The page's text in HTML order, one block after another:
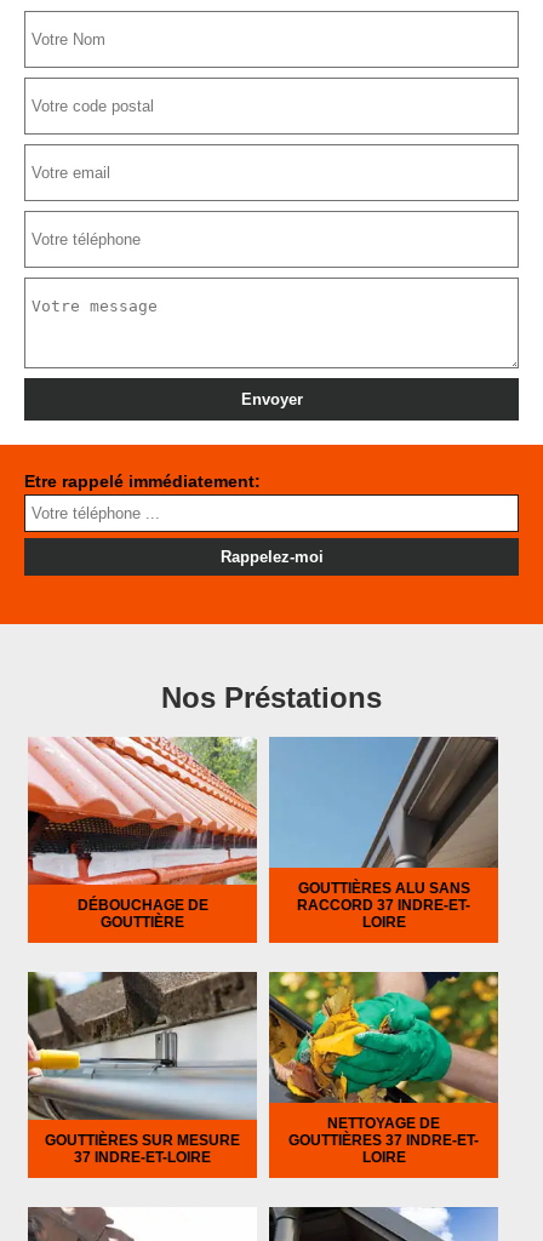
Etre rappelé immédiatement:
Nos Préstations
DÉBOUCHAGE DE
GOUTTIÈRE
GOUTTIÈRES ALU SANS
RACCORD 37 INDRE-ET-
LOIRE
GOUTTIÈRES SUR MESURE
37 INDRE-ET-LOIRE
NETTOYAGE DE
GOUTTIÈRES 37 INDRE-ET-
LOIRE